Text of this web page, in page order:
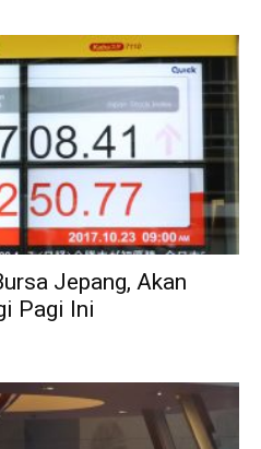
Jepang, Akan
Pagi Ini